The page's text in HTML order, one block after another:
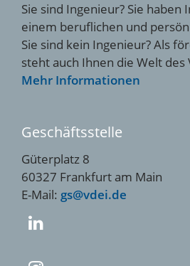
Sie sind Ingenieur? Sie haben
einem beruflichen und
Sie sind kein Ingenieur? Als
steht auch Ihnen die Welt des
Mehr Informationen
Geschäftsstelle
Güterplatz 8
60327 Frankfurt am Main
E-Mail: gs@vdei.de